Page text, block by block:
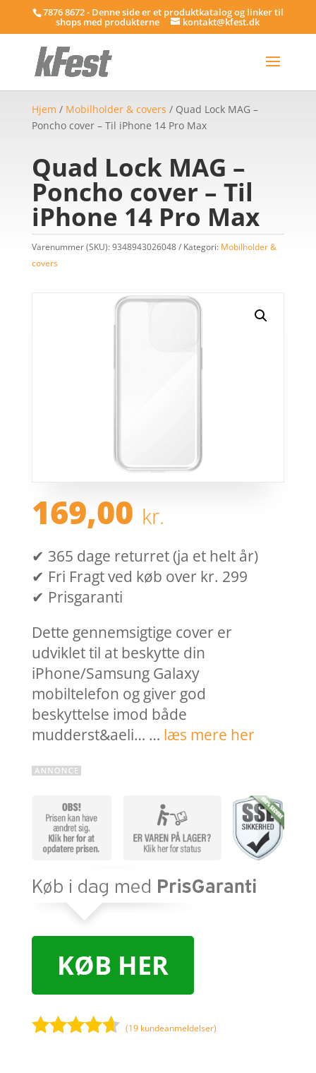
7876 8672 - Denne side er et produktkatalog og linker til
shops med produkterne kontakt@kfest.dk
Hjem / Mobilholder & covers / Quad Lock MAG –
Poncho cover – Til iPhone 14 Pro Max
Quad Lock MAG –
Poncho cover – Til
iPhone 14 Pro Max
Varenummer (SKU):9348943026048 Kategori: Mobilholder &
covers
169,00 kr.
✔ 365 dage returret (ja et helt år)
✔ Fri Fragt ved køb over kr. 299
✔ Prisgaranti
Dette gennemsigtige cover er
udviklet til at beskytte din
iPhone/Samsung Galaxy
mobiltelefon og giver god
beskyttelse imod både
mudderst&aeli… … læs mere her
KØB HER
(19 kundeanmeldelser)